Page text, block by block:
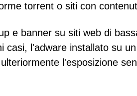
torrent o siti con
e banner su siti web di
casi, l'adware installato su
l'esposizione